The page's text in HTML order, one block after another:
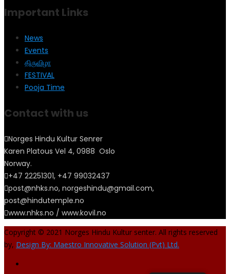
Important Links
News
Events
திருவிழா
FESTIVAL
Pooja Time
Contact with us
Norges Hindu Kultur Senrer
Karen Platous Vel 4, 0988 Oslo
Norway.
+47 22251301, +47 99032437
post@nhks.no, norgeshindu@gmail.com,
post@hindutemple.no
www.nhks.no / www.kovil.no
Copyright © 2021 Norges Hindu Kultur senter. All rights reserved
by, Design By: Maestro Innovative Solution (Pvt) Ltd.